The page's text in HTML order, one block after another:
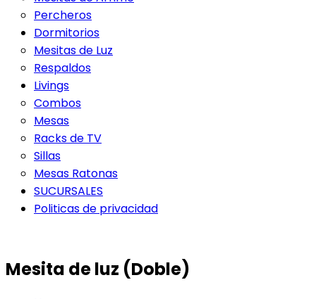
Percheros
Dormitorios
Mesitas de Luz
Respaldos
Livings
Combos
Mesas
Racks de TV
Sillas
Mesas Ratonas
SUCURSALES
Politicas de privacidad
Mesita de luz (Doble)